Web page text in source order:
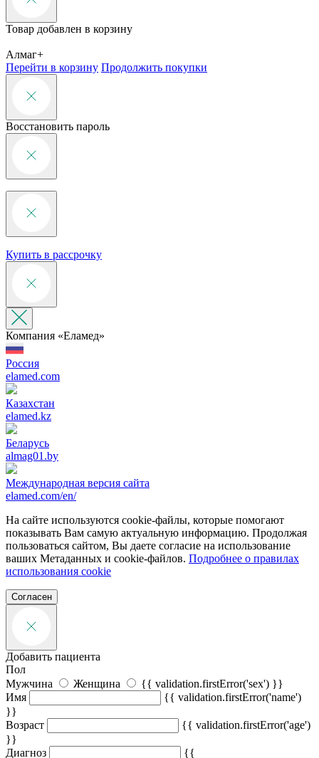
Товар добавлен в корзину
Алмаг+
Перейти в корзину Продолжить покупки
Восстановить пароль
Купить в рассрочку
Компания «‎Еламед»
Россия
elamed.com
Казахстан
elamed.kz
Беларусь
almag01.by
Международная версия сайта
elamed.com/en/
На сайте используются cookie-файлы, которые помогают
показывать Вам самую актуальную информацию. Продолжая
пользоваться сайтом, Вы даете согласие на использование
ваших Метаданных и cookie-файлов. Подробнее о правилах
использования cookie
Согласен
Добавить пациента
Пол
Мужчина
Женщина
{{ validation.firstError('sex') }}
Имя
{{ validation.firstError('name')
}}
Возраст
{{ validation.firstError('age')
}}
Диагноз
{{